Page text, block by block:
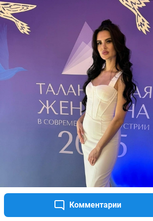
Комментарии